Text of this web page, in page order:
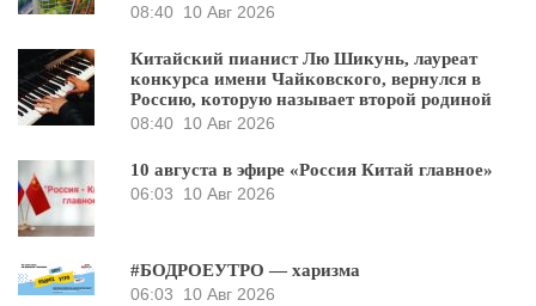
08:40 10 Авг 2026
Китайский пианист Лю Шикунь, лауреат
конкурса имени Чайковского, вернулся в
Россию, которую называет второй родиной
08:40 10 Авг 2026
10 августа в эфире «Россия Китай главное»
06:03
10 Авг 2026
#БОДРОЕУТРО — харизма
06:03
10 Авг 2026